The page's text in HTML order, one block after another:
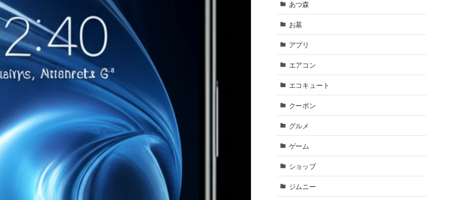
あつ森
お墓
アプリ
エアコン
エコキュート
クーポン
グルメ
ゲーム
ショップ
ジムニー